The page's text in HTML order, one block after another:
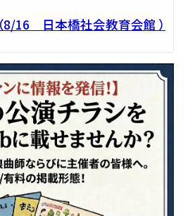
8/16 日本橋社会教育会館 ）